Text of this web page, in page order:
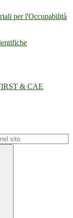
per l'Occupabilità
& CAE